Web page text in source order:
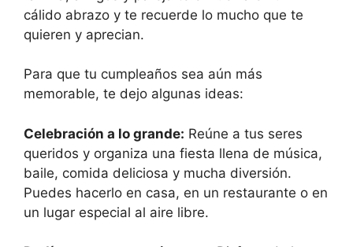
cálido abrazo y te recuerde lo mucho que te
quieren y aprecian.
Para que tu cumpleaños sea aún más
memorable, te dejo algunas ideas:
Celebración a lo grande: Reúne a tus seres
queridos y organiza una fiesta llena de música,
baile, comida deliciosa y mucha diversión.
Puedes hacerlo en casa, en un restaurante o en
un lugar especial al aire libre.